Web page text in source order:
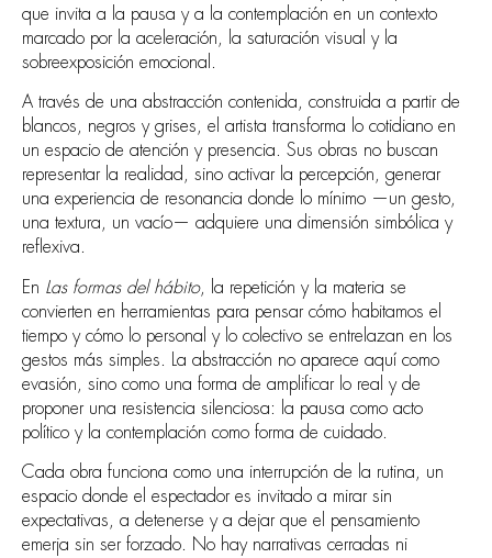
que invita a la pausa y a la contemplación en un contexto
marcado por la aceleración, la saturación visual y la
sobreexposición emocional.
A través de una abstracción contenida, construida a partir de
blancos, negros y grises, el artista transforma lo cotidiano en
un espacio de atención y presencia. Sus obras no buscan
representar la realidad, sino activar la percepción, generar
una experiencia de resonancia donde lo mínimo —un gesto,
una textura, un vacío— adquiere una dimensión simbólica y
reflexiva.
En Las formas del hábito, la repetición y la materia se
convierten en herramientas para pensar cómo habitamos el
tiempo y cómo lo personal y lo colectivo se entrelazan en los
gestos más simples. La abstracción no aparece aquí como
evasión, sino como una forma de amplificar lo real y de
proponer una resistencia silenciosa: la pausa como acto
político y la contemplación como forma de cuidado.
Cada obra funciona como una interrupción de la rutina, un
espacio donde el espectador es invitado a mirar sin
expectativas, a detenerse y a dejar que el pensamiento
emerja sin ser forzado. No hay narrativas cerradas ni